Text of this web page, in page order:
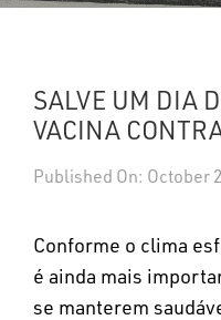
Search
SALVE UM DIA
VACINA
Published On: October
Conforme o clima
é ainda mais
se manterem